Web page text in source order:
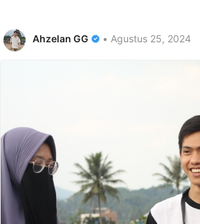
Ahzelan GG • Agustus 25, 2024